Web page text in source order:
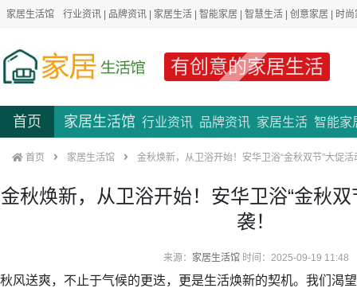
家居生活馆 行业资讯 | 品牌资讯 | 家居生活 | 智能家居 | 智慧生活 | 创意家居 | 时
有创意的家居生活
首页 家居生活馆 行业资讯 品牌资讯 家居生活 智能家
首页 家居生活馆 金秋焕新，从卫浴开始！安华卫浴“金秋双节”大促
金秋焕新，从卫浴开始！安华卫浴“金秋
袭！
来源： 家居生活馆时间：2025-09-19 11:48
秋风送爽，不止于气候的更迭，更是生活焕新的契机。我们渴